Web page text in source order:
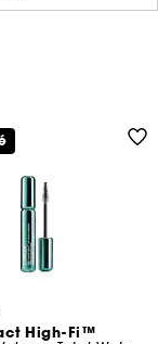
High-Fi™